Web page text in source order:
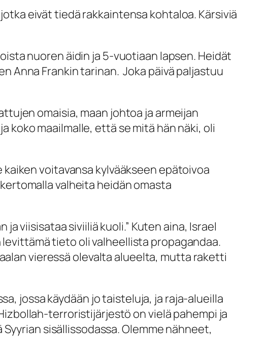
eivät tiedä rakkaintensa kohtaloa. Kärsiviä
nuoren äidin ja 5-vuotiaan lapsen. Heidät
Anna Frankin tarinan. Joka päivä paljastuu
omaisia, maan johtoa ja armeijan
koko maailmalle, että se mitä hän näki, oli
kaiken voitavansa kylvääkseen epätoivoa
valheita heidän omasta
viisisataa siviiliä kuoli.” Kuten aina, Israel
tieto oli valheellista propagandaa.
vieressä olevalta alueelta, mutta raketti
jossa käydään jo taisteluja, ja raja-alueilla
terroristijärjestö on vielä pahempi ja
sisällissodassa. Olemme nähneet,